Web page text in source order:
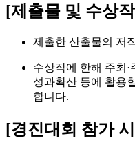
[제출물 및 수상
제출한 산출물의 저
수상작에 한해 주최
성과확산 등에 활용
합니다.
[경진대회 참가